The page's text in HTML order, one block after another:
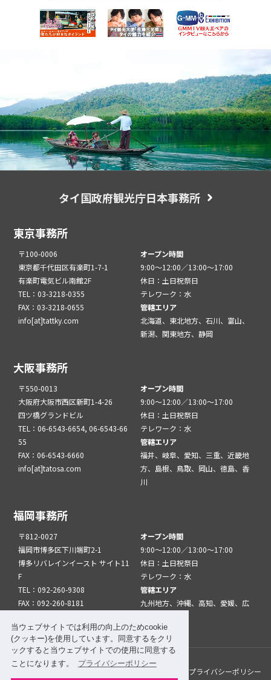
当ウェブサイトでは利用の向上のためcookie
(クッキー)を使用しています。同意するをクリ
ックすると当ウェブサイトでの使用に同意する
ことになります。
プライバシーポリシー
タイ国政府観光庁日本事務所
東京事務所
〒100-0006
東京都千代田区有楽町1-7-1
有楽町電気ビル南館2F
TEL：03-3218-0355
FAX：03-3218-0655
info[at]tattky.com
オープン時間
9:00～12:00／13:00～17:00
休日：土日祝祭日
テレワーク：水
管轄エリア
北海道、東北地方、石川、富山、
新潟、関東地方、静岡
大阪事務所
〒550-0013
大阪府大阪市西区新町1-4-26
四ツ橋グランドビル
TEL：06-6543-6654, 06-6543-66
55
FAX：06-6543-6660
info[at]tatosa.com
オープン時間
9:00～12:00／13:00～17:00
休日：土日祝祭日
テレワーク：水
管轄エリア
福井、岐阜、愛知、三重、近畿地
方、島根、鳥取、岡山、徳島、香
川
福岡事務所
〒812-0027
福岡市博多区下川端町2-1
博多リバレインイースト サイト11
F
TEL：092-260-9308
FAX：092-260-8181
オープン時間
9:00～12:00／13:00～17:00
休日：土日祝祭日
テレワーク：水
管轄エリア
九州地方、沖縄、高知、愛媛、広
このサイトについて
プライバシーポリシー